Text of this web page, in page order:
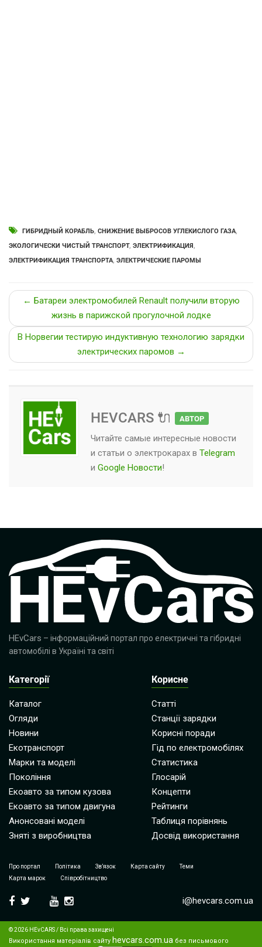
ГИБРИДНЫЙ КОРАБЛЬ, СНИЖЕНИЕ ВЫБРОСОВ УГЛЕКИСЛОГО ГАЗА,
ЭКОЛОГИЧЕСКИ ЧИСТЫЙ ТРАНСПОРТ, ЭЛЕКТРИФИКАЦИЯ,
ЭЛЕКТРИФИКАЦИЯ ТРАНСПОРТА, ЭЛЕКТРИЧЕСКИЕ ПАРОМЫ
← Батареи электромобилей Renault получили вторую
жизнь в парижской прогулочной лодке
В Норвегии тестирую индуктивную технологию зарядки
электрических паромов →
HEVCARS 🔌 АВТОР
Читайте самые интересные новости
и статьи о электрокарах в Telegram
и Google Новости!
HEvCars – інформаційний портал про електричні та гібридні
автомобілі в Україні та світі
Категорії
Каталог
Огляди
Новини
Екотранспорт
Марки та моделі
Покоління
Екоавто за типом кузова
Екоавто за типом двигуна
Анонсовані моделі
Зняті з виробництва
Корисне
Статті
Станції зарядки
Корисні поради
Гід по електромобілях
Статистика
Глосарій
Концепти
Рейтинги
Таблиця порівнянь
Досвід використання
Про портал Політика Зв’язок Карта сайту
Теми
Карта марок
Співробітництво
i@hevcars.com.ua
© 2026 HEvCARS / Всі права захищені
Використання матеріалів сайту hevcars.com.ua без письмового